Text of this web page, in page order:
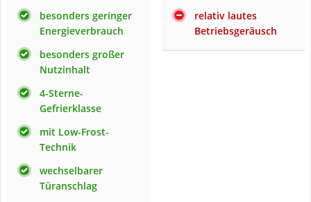
besonders geringer
Energieverbrauch
besonders großer
Nutzinhalt
4-Sterne-
Gefrierklasse
mit Low-Frost-
Technik
wechselbarer
Türanschlag
relativ lautes
Betriebsgeräusch